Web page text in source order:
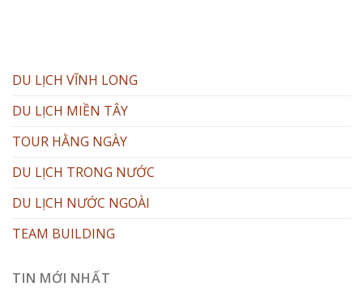
DU LỊCH VĨNH LONG
DU LỊCH MIỀN TÂY
TOUR HẰNG NGÀY
DU LỊCH TRONG NƯỚC
DU LỊCH NƯỚC NGOÀI
TEAM BUILDING
TIN MỚI NHẤT